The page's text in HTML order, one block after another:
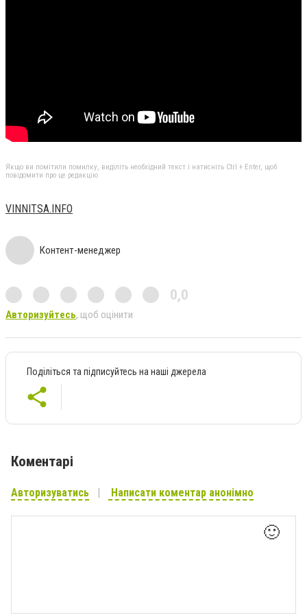
Якщо ви помітили помилку, виділіть необхідний текст і натисніть Ctrl + Enter, щоб
повідомити про це редакцію
VINNITSA.INFO
Контент-менеджер
0,0
Авторизуйтесь, щоб оцінити
Поділіться та підписуйтесь на наші джерела
Коментарі
Авторизуватись Написати коментар анонімно
🙂